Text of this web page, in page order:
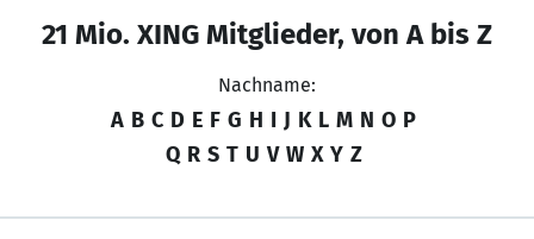
21 Mio. XING Mitglieder, von A bis Z
Nachname:
A B C D E F G H I J K L M N O P
Q R S T U V W X Y Z